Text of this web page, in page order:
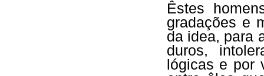
Êstes
gradações e
da idea, para
duros,
lógicas e por